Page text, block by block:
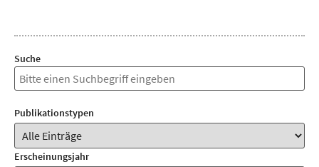
Suche
Publikationstypen
Erscheinungsjahr